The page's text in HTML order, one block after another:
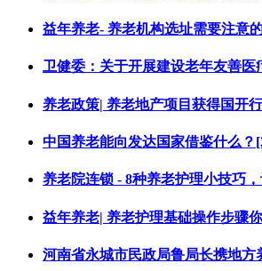
益年养老- 养老机构选址需要注意
卫健委：关于开展建设老年友善医
养老政策| 养老地产项目获得国开
中国养老能向发达国家借鉴什么？
养老院连锁 - 8种养老护理小技巧
益年养老| 养老护理基础操作步骤
河南省永城市民政局鲁局长携地方